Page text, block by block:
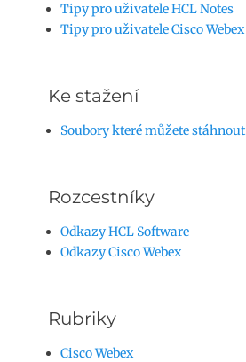
Tipy pro uživatele HCL Notes
Tipy pro uživatele Cisco Webex
Ke stažení
Soubory které můžete stáhnout
Rozcestníky
Odkazy HCL Software
Odkazy Cisco Webex
Rubriky
Cisco Webex